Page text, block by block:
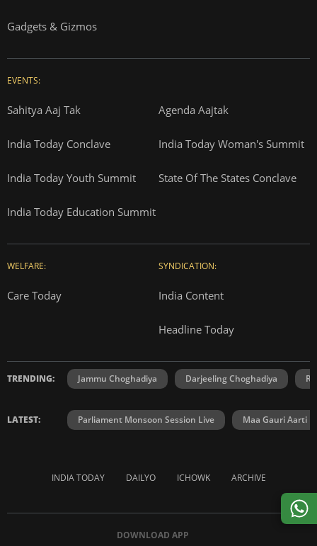
Gadgets & Gizmos
EVENTS:
Sahitya Aaj Tak Agenda Aajtak
India Today Conclave India Today Woman's Summit
India Today Youth Summit State Of The States Conclave
India Today Education Summit
WELFARE:
Care Today
SYNDICATION:
India Content
Headline Today
TRENDING: Jammu Choghadiya Darjeeling Choghadiya
LATEST: Parliament Monsoon Session Live Maa Gauri Aarti
INDIA TODAY DAILYO ICHOWK ARCHIVE
DOWNLOAD APP